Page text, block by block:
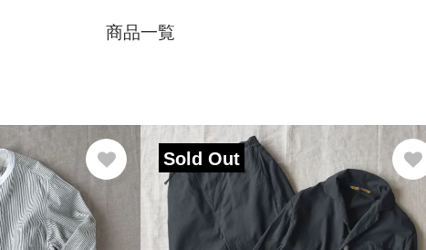
商品一覧
Sold Out